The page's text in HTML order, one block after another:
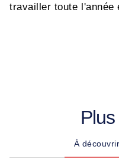
travailler toute l'année
À découvrir